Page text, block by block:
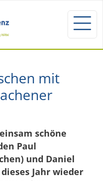
mit
schöne
Paul
und Daniel
Jahr wieder